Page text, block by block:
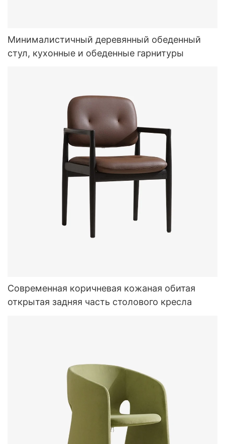
Минималистичный деревянный обеденный
стул, кухонные и обеденные гарнитуры
Современная коричневая кожаная обитая
открытая задняя часть столового кресла